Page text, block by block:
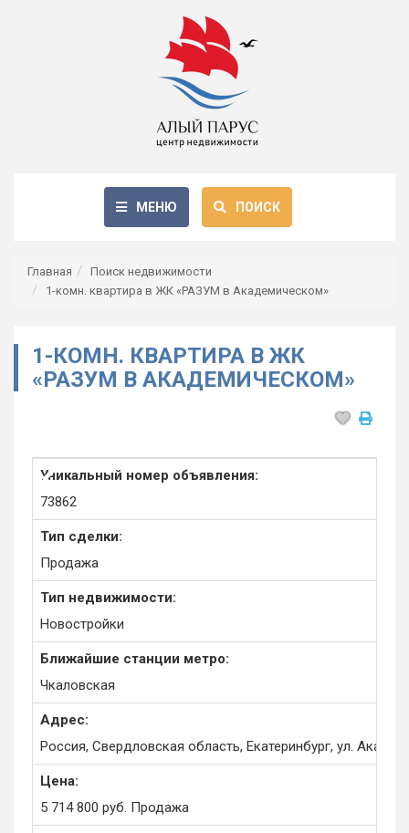
МЕНЮ ПОИСК
Главная
Поиск недвижимости
1-комн. квартира в ЖК «РАЗУМ в Академическом»
1-КОМН. КВАРТИРА В ЖК
«РАЗУМ В АКАДЕМИЧЕСКОМ»
Уникальный номер объявления:
73862
Тип сделки:
Продажа
Тип недвижимости:
Новостройки
Ближайшие станции метро:
Чкаловская
Адрес:
Россия, Свердловская область, Екатеринбург, ул.
Цена:
5 714 800 руб. Продажа